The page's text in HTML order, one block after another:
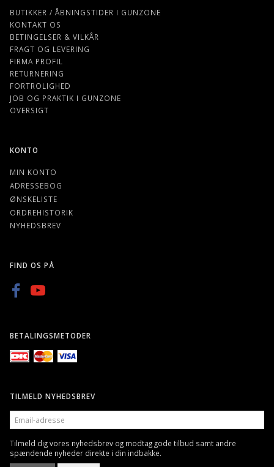
BUTIKKER / ÅBNINGSTIDER I GUNZONE
KONTAKT OS
BETINGELSER & VILKÅR
FRAGT OG LEVERING
FIRMA PROFIL
RETURNERING
FORTROLIGHED
JOB OG PRAKTIK I GUNZONE
OVERSIGT
KONTO
MIN KONTO
ADRESSEBOG
ØNSKELISTE
ORDREHISTORIK
NYHEDSBREV
FIND OS PÅ
BETALINGSMETODER
TILMELD NYHEDSBREV
EMAIL-
ADRESSE
Tilmeld dig vores nyhedsbrev og modtag gode tilbud samt andre
spændende nyheder direkte i din indbakke.